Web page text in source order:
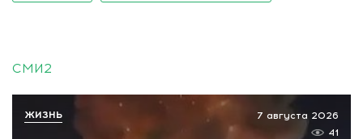
СМИ2
7 августа 2026
41
ЖИЗНЬ